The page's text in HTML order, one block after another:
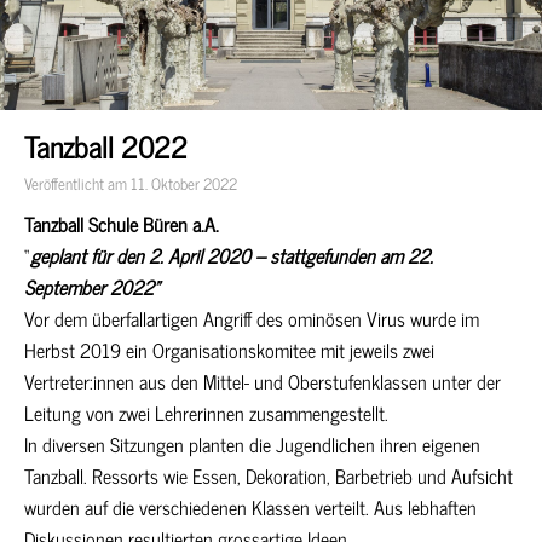
Tanzball 2022
Veröffentlicht am 11. Oktober 2022
Tanzball Schule Büren a.A.
“geplant für den 2. April 2020 – stattgefunden am 22.
September 2022”
Vor dem überfallartigen Angriff des ominösen Virus wurde im
Herbst 2019 ein Organisationskomitee mit jeweils zwei
Vertreter:innen aus den Mittel- und Oberstufenklassen unter der
Leitung von zwei Lehrerinnen zusammengestellt.
In diversen Sitzungen planten die Jugendlichen ihren eigenen
Tanzball. Ressorts wie Essen, Dekoration, Barbetrieb und Aufsicht
wurden auf die verschiedenen Klassen verteilt. Aus lebhaften